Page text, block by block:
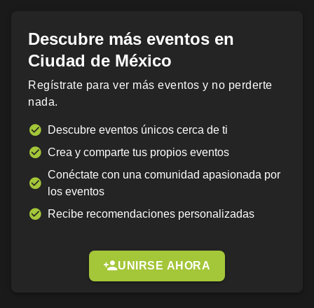
Descubre más eventos en
Ciudad de México
Regístrate para ver más eventos y no perderte
nada.
Descubre eventos únicos cerca de ti
Crea y comparte tus propios eventos
Conéctate con una comunidad apasionada por
los eventos
Recibe recomendaciones personalizadas
UNIRSE AHORA